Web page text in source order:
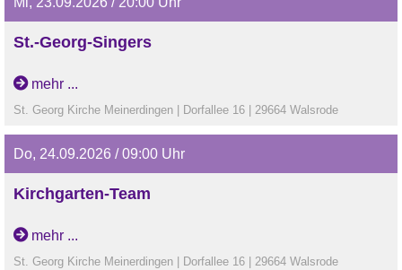
St.-Georg-Singers
mehr ...
St. Georg Kirche Meinerdingen | Dorfallee 16 | 29664 Walsrode
Do, 24.09.2026 / 09:00 Uhr
Kirchgarten-Team
mehr ...
St. Georg Kirche Meinerdingen | Dorfallee 16 | 29664 Walsrode